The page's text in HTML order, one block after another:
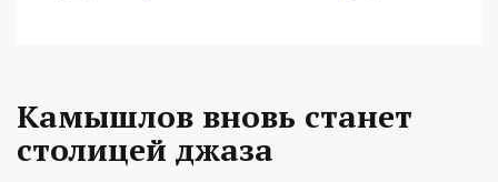
Камышлов вновь станет
столицей джаза